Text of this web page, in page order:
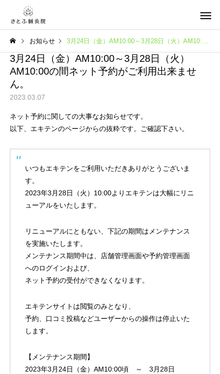
お知らせ 3月24日（金）AM10:00～3月28日（火）AM10:00の間ネット予約がご利用出来ません。
3月24日（金）AM10:00～3月28日（火）
AM10:00の間ネット予約がご利用出来ませ
ん。
2023.03.07
ネット予約に関しての大事なお知らせです。
以下、エキテンのページからの抜粋です。ご確認下さい。
いつもエキテンをご利用いただきありがとうございま
す。
2023年3月28日（火）10:00よりエキテンは大幅にリニ
ューアルをいたします。
リニューアルにともない、下記の期間はメンテナンス
を実施いたします。
メンテナンス期間中は、店舗管理画面や予約管理画面
へのログインおよび、
ネット予約の受付ができなくなります。
エキテンサイトは閲覧のみとなり、
予約、口コミ投稿などユーザーからの操作は停止いた
します。
【メンテナンス期間】
2023年3月24日（金）AM10:00頃 ～ 3月28日